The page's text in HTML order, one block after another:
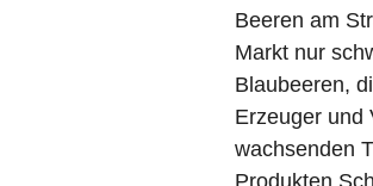
Beeren am
Markt nur
Blaubeeren,
Erzeuger und
wachsenden
Produkten